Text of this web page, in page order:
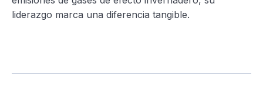
liderazgo marca una diferencia tangible.